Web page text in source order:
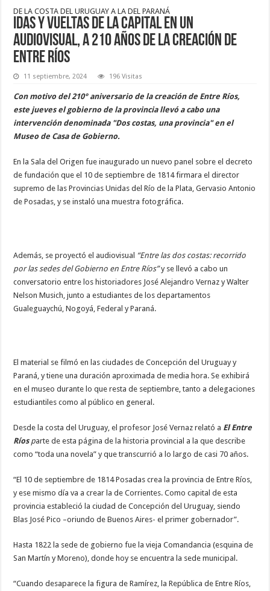
DE LA COSTA DEL URUGUAY A LA DEL PARANÁ
Idas y vueltas de la capital en un
audiovisual, a 210 años de la creación de
Entre Ríos
11 septiembre, 2024 196 Visitas
Con motivo del 210° aniversario de la creación de Entre Ríos,
este jueves el gobierno de la provincia llevó a cabo una
intervención denominada "Dos costas, una provincia" en el
Museo de Casa de Gobierno.
En la Sala del Origen fue inaugurado un nuevo panel sobre el decreto
de fundación que el 10 de septiembre de 1814 firmara el director
supremo de las Provincias Unidas del Río de la Plata, Gervasio Antonio
de Posadas, y se instaló una muestra fotográfica.
Además, se proyectó el audiovisual “Entre las dos costas: recorrido
por las sedes del Gobierno en Entre Ríos”y se llevó a cabo un
conversatorio entre los historiadores José Alejandro Vernaz y Walter
Nelson Musich, junto a estudiantes de los departamentos
Gualeguaychú, Nogoyá, Federal y Paraná.
El material se filmó en las ciudades de Concepción del Uruguay y
Paraná, y tiene una duración aproximada de media hora. Se exhibirá
en el museo durante lo que resta de septiembre, tanto a delegaciones
estudiantiles como al público en general.
Desde la costa del Uruguay, el profesor José Vernaz relató a El Entre
Ríosparte de esta página de la historia provincial a la que describe
como “toda una novela” y que transcurrió a lo largo de casi 70 años.
“El 10 de septiembre de 1814 Posadas crea la provincia de Entre Ríos,
y ese mismo día va a crear la de Corrientes. Como capital de esta
provincia estableció la ciudad de Concepción del Uruguay, siendo
Blas José Pico –oriundo de Buenos Aires- el primer gobernador”.
Hasta 1822 la sede de gobierno fue la vieja Comandancia (esquina de
San Martín y Moreno), donde hoy se encuentra la sede municipal.
“Cuando desaparece la figura de Ramírez, la República de Entre Ríos,